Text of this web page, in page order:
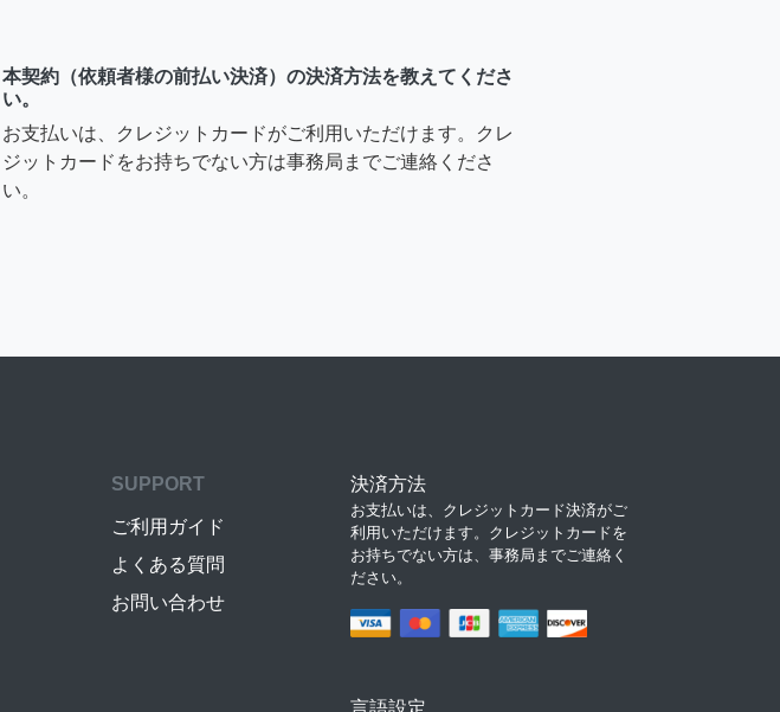
本契約（依頼者様の前払い決済）の決済方法を教えてくださ
い。
お支払いは、クレジットカードがご利用いただけます。クレ
ジットカードをお持ちでない方は事務局までご連絡くださ
い。
SUPPORT
ご利用ガイド
よくある質問
お問い合わせ
決済方法
お支払いは、クレジットカード決済がご
利用いただけます。クレジットカードを
お持ちでない方は、事務局までご連絡く
ださい。
言語設定